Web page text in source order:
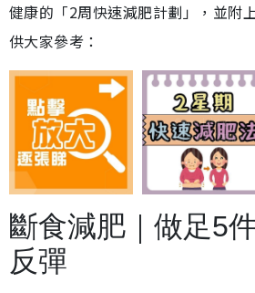
健康的「2周快速減肥計劃」，並附
供大家參考：
斷食減肥｜做足5
反彈